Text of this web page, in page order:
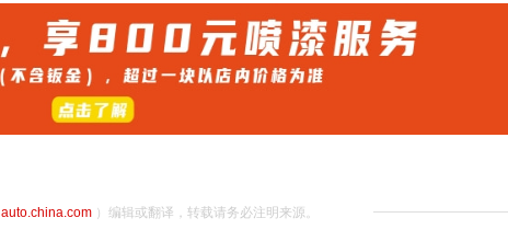
auto.china.com）编辑或翻译，转载请务必注明来源。